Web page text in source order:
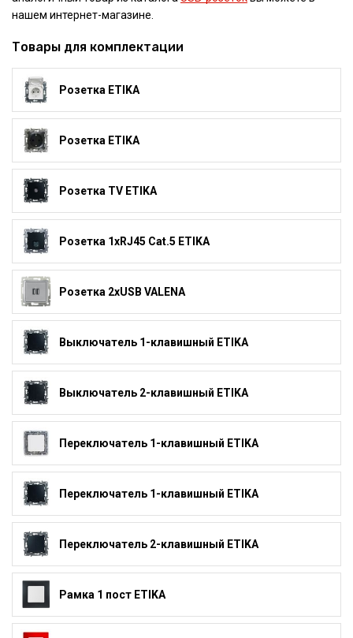
нашем интернет-магазине.
Товары для комплектации
Розетка ETIKA
Розетка ETIKA
Розетка TV ETIKA
Розетка 1xRJ45 Cat.5 ETIKA
Розетка 2xUSB VALENA
Выключатель 1-клавишный ETIKA
Выключатель 2-клавишный ETIKA
Переключатель 1-клавишный ETIKA
Переключатель 1-клавишный ETIKA
Переключатель 2-клавишный ETIKA
Рамка 1 пост ETIKA